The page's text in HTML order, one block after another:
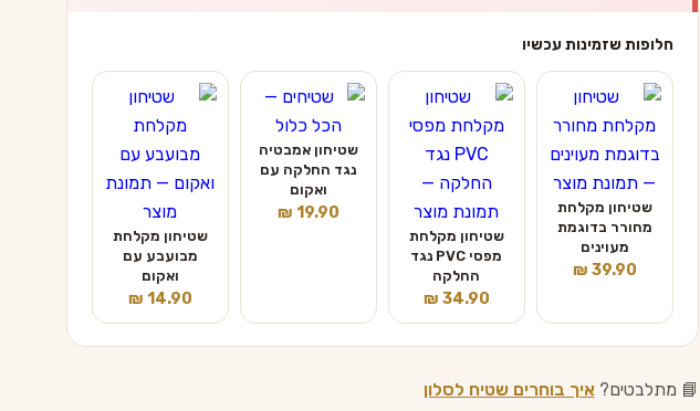
חלופות שזמינות עכשיו
שטיחון מקלחת
מחורר בדוגמת
מעוינים
₪ 39.90
שטיחון מקלחת
מפסי PVC נגד
החלקה
₪ 34.90
שטיחון אמבטיה
נגד החלקה עם
ואקום
₪ 19.90
שטיחון מקלחת
מבועבע עם
ואקום
₪ 14.90
📘 מתלבטים?איך בוחרים שטיח לסלון